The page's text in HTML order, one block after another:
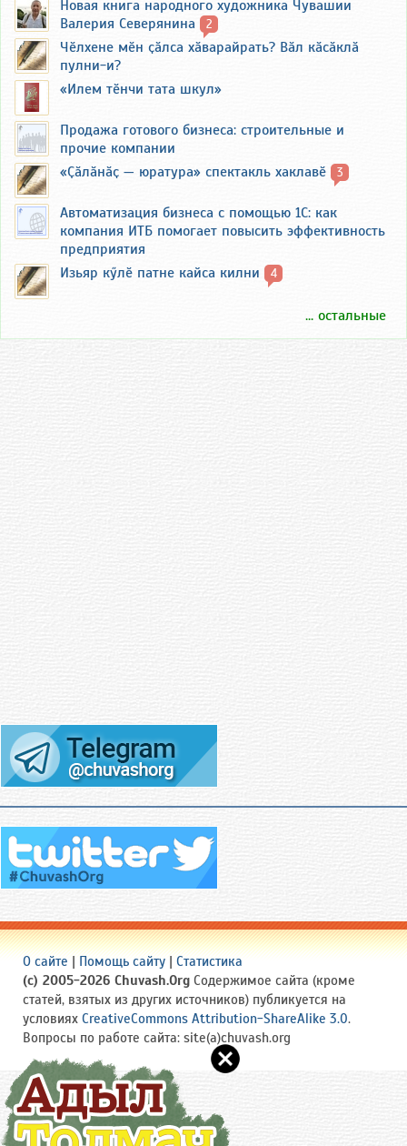
Новая книга народного художника Чувашии
Валерия Северянина
2
Чӗлхене мӗн ҫӑлса хӑварайрать? Вӑл кӑсӑклӑ
пулни-и?
«Илем тӗнчи тата шкул»
Продажа готового бизнеса: строительные и
прочие компании
«Ҫӑлӑнӑҫ — юратура» спектакль хаклавӗ
3
Автоматизация бизнеса с помощью 1С: как
компания ИТБ помогает повысить эффективность
предприятия
Изьяр кӳлӗ патне кайса килни
4
... остальные
О сайте | Помощь сайту | Статистика
(c) 2005-2026 Chuvash.Org Содержимое сайта (кроме
статей, взятых из других источников) публикуется на
условиях CreativeCommons Attribution-ShareAlike 3.0.
Вопросы по работе сайта: site(a)chuvash.org